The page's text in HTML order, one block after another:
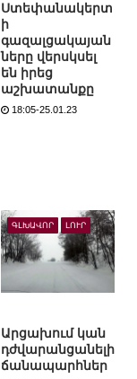
Ստեփանակերտ
ի
գազալցակայան
ները վերսկսել
են իրեց
աշխատանքը
18:05-25.01.23
ԳԼԽԱՎՈՐ ԼՈՒՐ
Արցախում կան
դժվարանցանելի
ճանապարհներ